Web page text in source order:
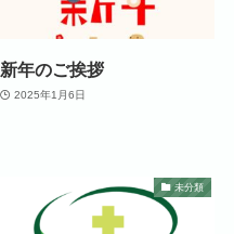
新年のご挨拶
2025年1月6日
未分類